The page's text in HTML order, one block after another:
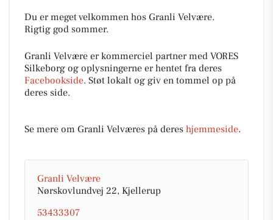
Du er meget velkommen hos Granli Velvære.
Rigtig god sommer.
Granli Velvære er kommerciel partner med VORES
Silkeborg og oplysningerne er hentet fra deres
Facebookside. Støt lokalt og giv en tommel op på
deres side.
Se mere om Granli Velværes på deres hjemmeside.
Granli Velvære
Nørskovlundvej 22, Kjellerup
53433307